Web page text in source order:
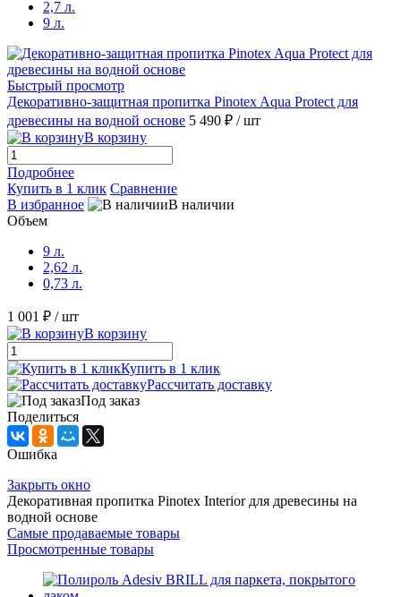
2,7 л.
9 л.
Быстрый просмотр
Декоративно-защитная пропитка Pinotex Aqua Protect для
древесины на водной основе 5 490 ₽ / шт
В корзину
Подробнее
Купить в 1 клик Сравнение
В избранное
В наличии
Объем
9 л.
2,62 л.
0,73 л.
1 001 ₽ / шт
В корзину
Купить в 1 клик
Рассчитать доставку
Под заказ
Поделиться
Ошибка
Закрыть окно
Декоративная пропитка Pinotex Interior для древесины на
водной основе
Самые продаваемые товары
Просмотренные товары